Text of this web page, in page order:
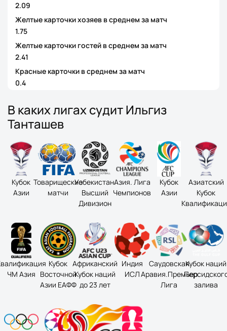
2.09
Желтые карточки хозяев в среднем за матч
1.75
Желтые карточки гостей в среднем за матч
2.41
Красные карточки в среднем за матч
0.4
В каких лигах судит Ильгиз
Танташев
Кубок
Азии
Товарищеские
матчи
Узбекистан.
Высший
Дивизион
Азия. Лига
Чемпионов
Кубок
Азии
Азиатский
Кубок
ЧМ Азия
Кубок
Восточной
Азии ЕАФФ
Африканский
Кубок наций
до 23 лет
Индия
ИСЛ
Саудовская
Аравия.Премьер
Лига
Кубок наций
залива